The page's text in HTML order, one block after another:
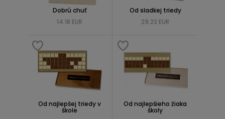
Dobrú chuť
14.18 EUR
Od sladkej triedy
29.23 EUR
Od najlepšej triedy v
škole
Od najlepšieho žiaka
školy